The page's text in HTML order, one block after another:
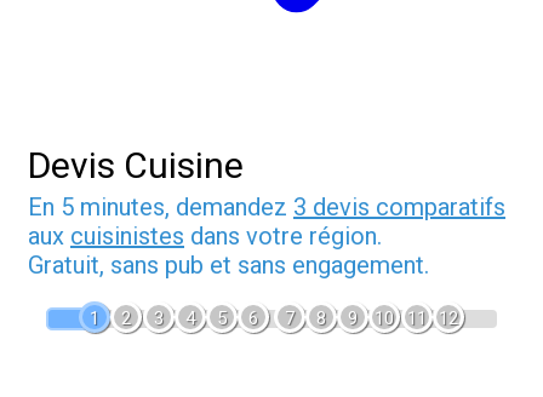
Devis Cuisine
En 5 minutes, demandez 3 devis comparatifs
aux cuisinistes dans votre région.
Gratuit, sans pub et sans engagement.
1 2 3 4 5 6 7 8 9 10 11 12